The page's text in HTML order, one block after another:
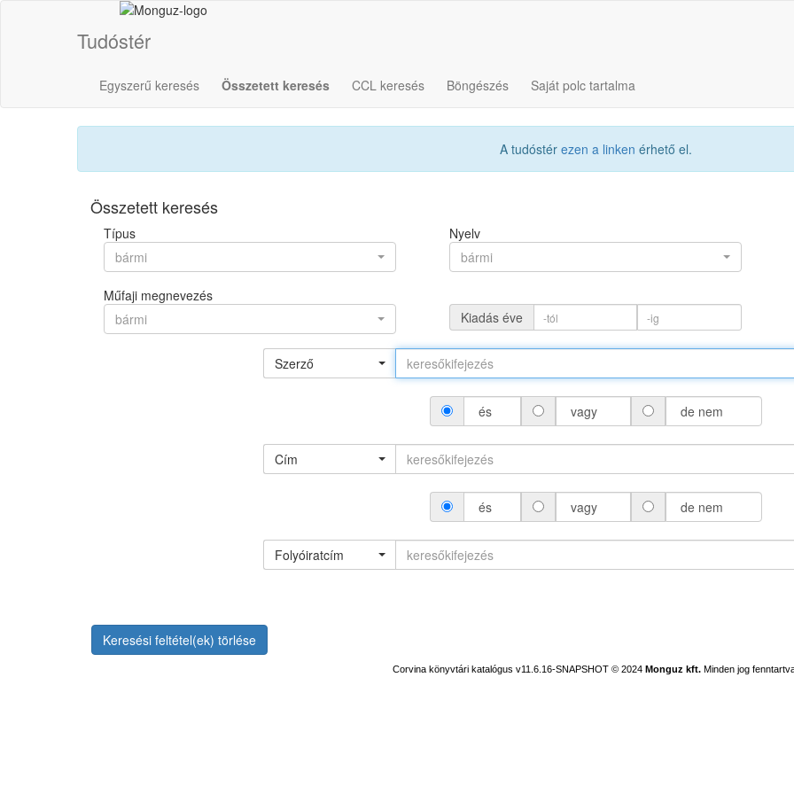
Tudóstér
Egyszerű keresés Összetett keresés CCL keresés Böngészés Saját polc tartalma
A tudóstér ezen a linken érhető el.
Összetett keresés
Típus
bármi
Nyelv
bármi
Műfaji megnevezés
bármi
Kiadás éve
Szerző
és vagy de nem
Cím
és vagy de nem
Folyóiratcím
Keresési feltétel(ek) törlése
Corvina könyvtári katalógus v11.6.16-SNAPSHOT © 2024 Monguz kft. Minden jog